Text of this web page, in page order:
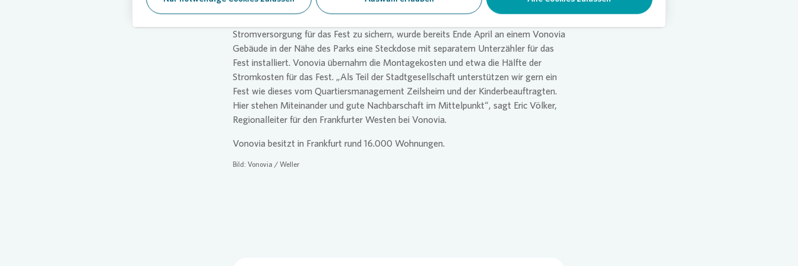
Wohnungen von Vonovia
liegen direkt am Bechtenwaldpark. Für Mieterinnen und
Stromversorgung für das Fest zu sichern, wurde bereits Ende April an einem Vonovia
Gebäude in der Nähe des Parks eine Steckdose mit separatem Unterzähler für das
Fest installiert. Vonovia übernahm die Montagekosten und etwa die Hälfte der
Stromkosten für das Fest. „Als Teil der Stadtgesellschaft unterstützen wir gern ein
Fest wie dieses vom Quartiersmanagement Zeilsheim und der Kinderbeauftragten.
Hier stehen Miteinander und gute Nachbarschaft im Mittelpunkt“, sagt Eric Völker,
Regionalleiter für den Frankfurter Westen bei Vonovia.
Vonovia besitzt in Frankfurt rund 16.000 Wohnungen.
Bild: Vonovia / Weller